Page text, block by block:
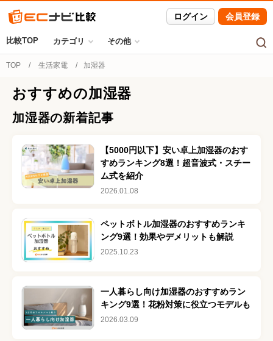
ログイン 会員登録
比較TOP カテゴリ その他
TOP 生活家電 加湿器
おすすめの加湿器
加湿器の新着記事
【5000円以下】安い卓上加湿器のおす
すめランキング8選！超音波式・スチー
ム式を紹介
2026.01.08
ペットボトル加湿器のおすすめランキ
ング9選！効果やデメリットも解説
2025.10.23
一人暮らし向け加湿器のおすすめラン
キング9選！花粉対策に役立つモデルも
2026.03.09